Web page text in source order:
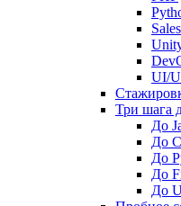
UI/
Три шага
До
До
До
До
До